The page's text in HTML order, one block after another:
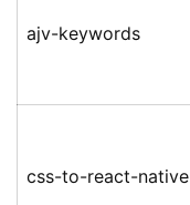
ajv-keywords
css-to-react-native